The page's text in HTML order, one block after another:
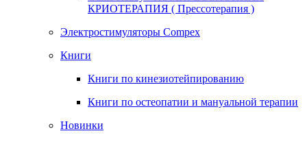
КРИОТЕРАПИЯ ( Прессотерапия )
Электростимуляторы Compex
Книги
Книги по кинезиотейпированию
Книги по остеопатии и мануальной терапии
Новинки